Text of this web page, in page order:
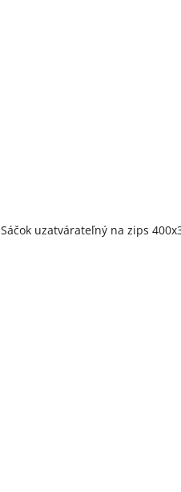
Sáčok uzatvárateľný na zips